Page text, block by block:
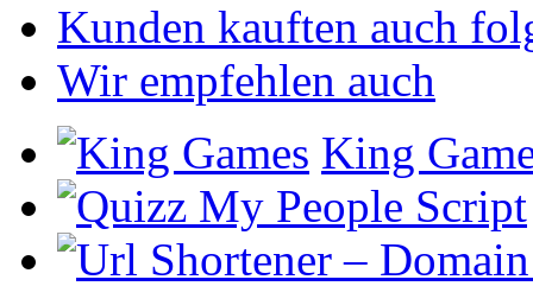
Kunden kauften auch
Wir empfehlen auch
King